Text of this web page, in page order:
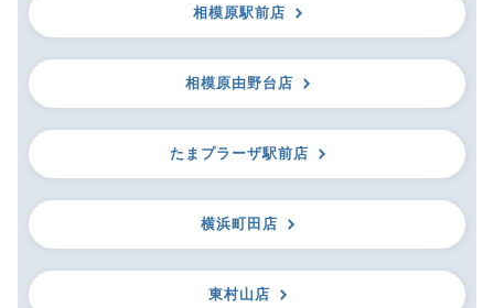
相模原駅前店
相模原由野台店
たまプラーザ駅前店
横浜町田店
東村山店